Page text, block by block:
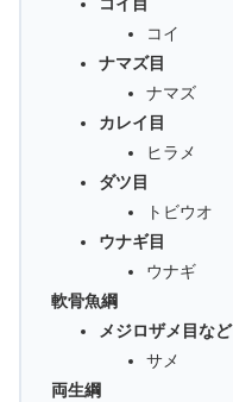
コイ目
コイ
ナマズ目
ナマズ
カレイ目
ヒラメ
ダツ目
トビウオ
ウナギ目
ウナギ
軟骨魚綱
メジロザメ目など
サメ
両生綱